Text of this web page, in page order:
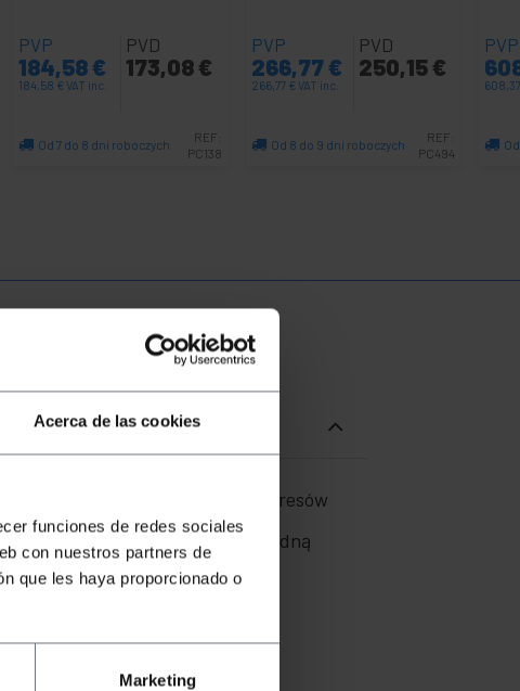
Acerca de las cookies
funciones de redes sociales
con nuestros partners de
que les haya proporcionado o
Marketing
PVP
184,58€
184,58 €VAT inc.
PVD
173,08 €
Od 7 do 8 dni roboczych
REF:
PC138
PVP
266,77€
266,77 €VAT inc.
PVD
250,15 €
Od 8 do 9 dni roboczych
REF:
PC494
PVP
analizy umożliwia ocenę zakresów
w określonym zakresie
w czasie, co pozwala na dokładną
X, Y, Z).